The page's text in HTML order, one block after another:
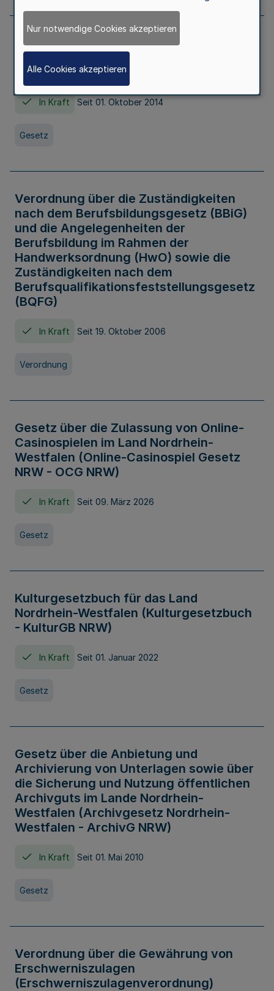
Gesetz über die Hochschulen des Landes
Nordrhein-Westfalen (Hochschulgesetz -
HG)
In Kraft Seit 01. Oktober 2014
Gesetz
Verordnung über die Zuständigkeiten
nach dem Berufsbildungsgesetz (BBiG)
und die Angelegenheiten der
Berufsbildung im Rahmen der
Handwerksordnung (HwO) sowie die
Zuständigkeiten nach dem
Berufsqualifikationsfeststellungsgesetz
(BQFG)
In Kraft Seit 19. Oktober 2006
Verordnung
Gesetz über die Zulassung von Online-
Casinospielen im Land Nordrhein-
Westfalen (Online-Casinospiel Gesetz
NRW - OCG NRW)
In Kraft Seit 09. März 2026
Gesetz
Kulturgesetzbuch für das Land
Nordrhein-Westfalen (Kulturgesetzbuch
- KulturGB NRW)
In Kraft Seit 01. Januar 2022
Gesetz
Gesetz über die Anbietung und
Archivierung von Unterlagen sowie über
die Sicherung und Nutzung öffentlichen
Archivguts im Lande Nordrhein-
Westfalen (Archivgesetz Nordrhein-
Westfalen - ArchivG NRW)
In Kraft Seit 01. Mai 2010
Gesetz
Verordnung über die Gewährung von
Erschwerniszulagen
(Erschwerniszulagenverordnung)
Nur notwendige Cookies akzeptieren
Alle Cookies akzeptieren